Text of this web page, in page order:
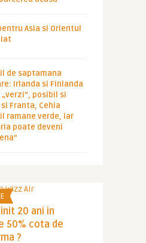
Asia si Orientul
de saptamana
Irlanda si Finlanda
„verzi”, posibil si
Franta, Cehia
ramane verde, iar
poate deveni
20 ani in
50% cota de
?